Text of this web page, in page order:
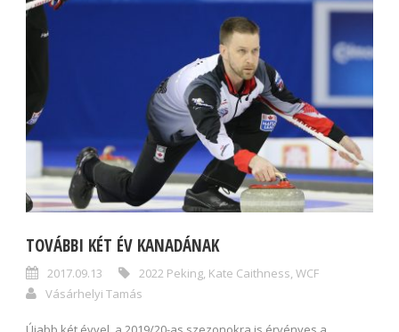
TOVÁBBI KÉT ÉV KANADÁNAK
2017.09.13 2022 Peking, Kate Caithness, WCF
Vásárhelyi Tamás